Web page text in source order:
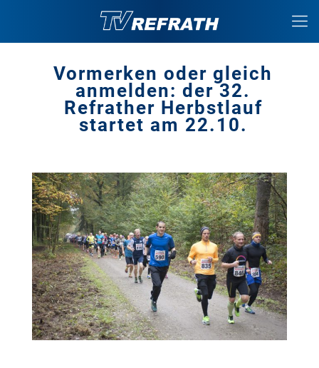
Vormerken oder gleich
anmelden: der 32.
Refrather Herbstlauf
startet am 22.10.